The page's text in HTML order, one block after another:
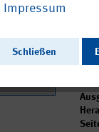
Impressum
Schließen